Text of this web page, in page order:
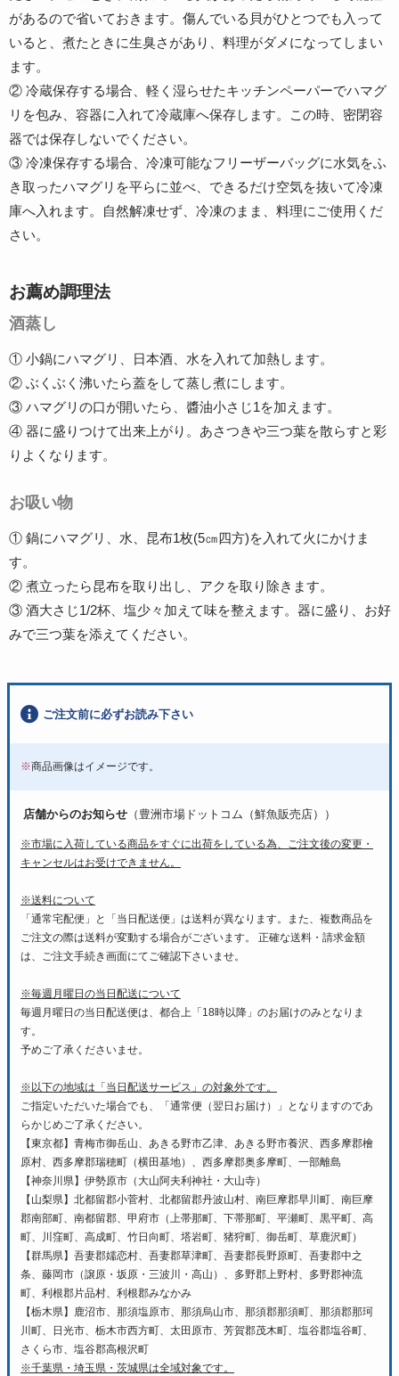
があるので省いておきます。傷んでいる貝がひとつでも入って
いると、煮たときに生臭さがあり、料理がダメになってしまい
ます。
② 冷蔵保存する場合、軽く湿らせたキッチンペーパーでハマグ
リを包み、容器に入れて冷蔵庫へ保存します。この時、密閉容
器では保存しないでください。
③ 冷凍保存する場合、冷凍可能なフリーザーバッグに水気をふ
き取ったハマグリを平らに並べ、できるだけ空気を抜いて冷凍
庫へ入れます。自然解凍せず、冷凍のまま、料理にご使用くだ
さい。
お薦め調理法
酒蒸し
① 小鍋にハマグリ、日本酒、水を入れて加熱します。
② ぶくぶく沸いたら蓋をして蒸し煮にします。
③ ハマグリの口が開いたら、醬油小さじ1を加えます。
④ 器に盛りつけて出来上がり。あさつきや三つ葉を散らすと彩
りよくなります。
お吸い物
① 鍋にハマグリ、水、昆布1枚(5㎝四方)を入れて火にかけま
す。
② 煮立ったら昆布を取り出し、アクを取り除きます。
③ 酒大さじ1/2杯、塩少々加えて味を整えます。器に盛り、お好
みで三つ葉を添えてください。
ご注文前に必ずお読み下さい
※商品画像はイメージです。
店舗からのお知らせ （豊洲市場ドットコム（鮮魚販売店））
※市場に入荷している商品をすぐに出荷をしている為、ご注文後の変更・
キャンセルはお受けできません。
※送料について
「通常宅配便」と「当日配送便」は送料が異なります。また、複数商品を
ご注文の際は送料が変動する場合がございます。 正確な送料・請求金額
は、ご注文手続き画面にてご確認下さいませ。
※毎週月曜日の当日配送について
毎週月曜日の当日配送便は、都合上「18時以降」のお届けのみとなりま
す。
予めご了承くださいませ。
※以下の地域は「当日配送サービス」の対象外です。
ご指定いただいた場合でも、「通常便（翌日お届け）」となりますのであ
らかじめご了承ください。
【東京都】青梅市御岳山、あきる野市乙津、あきる野市養沢、西多摩郡檜
原村、西多摩郡瑞穂町（横田基地）、西多摩郡奥多摩町、一部離島
【神奈川県】伊勢原市（大山阿夫利神社・大山寺）
【山梨県】北都留郡小菅村、北都留郡丹波山村、南巨摩郡早川町、南巨摩
郡南部町、南都留郡、甲府市（上帯那町、下帯那町、平瀬町、黒平町、高
町、川窪町、高成町、竹日向町、塔岩町、猪狩町、御岳町、草鹿沢町）
【群馬県】吾妻郡嬬恋村、吾妻郡草津町、吾妻郡長野原町、吾妻郡中之
条、藤岡市（譲原・坂原・三波川・高山）、多野郡上野村、多野郡神流
町、利根郡片品村、利根郡みなかみ
【栃木県】鹿沼市、那須塩原市、那須烏山市、那須郡那須町、那須郡那珂
川町、日光市、栃木市西方町、太田原市、芳賀郡茂木町、塩谷郡塩谷町、
さくら市、塩谷郡高根沢町
※千葉県・埼玉県・茨城県は全域対象です。